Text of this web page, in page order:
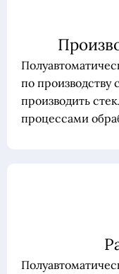
по
производить
процессами